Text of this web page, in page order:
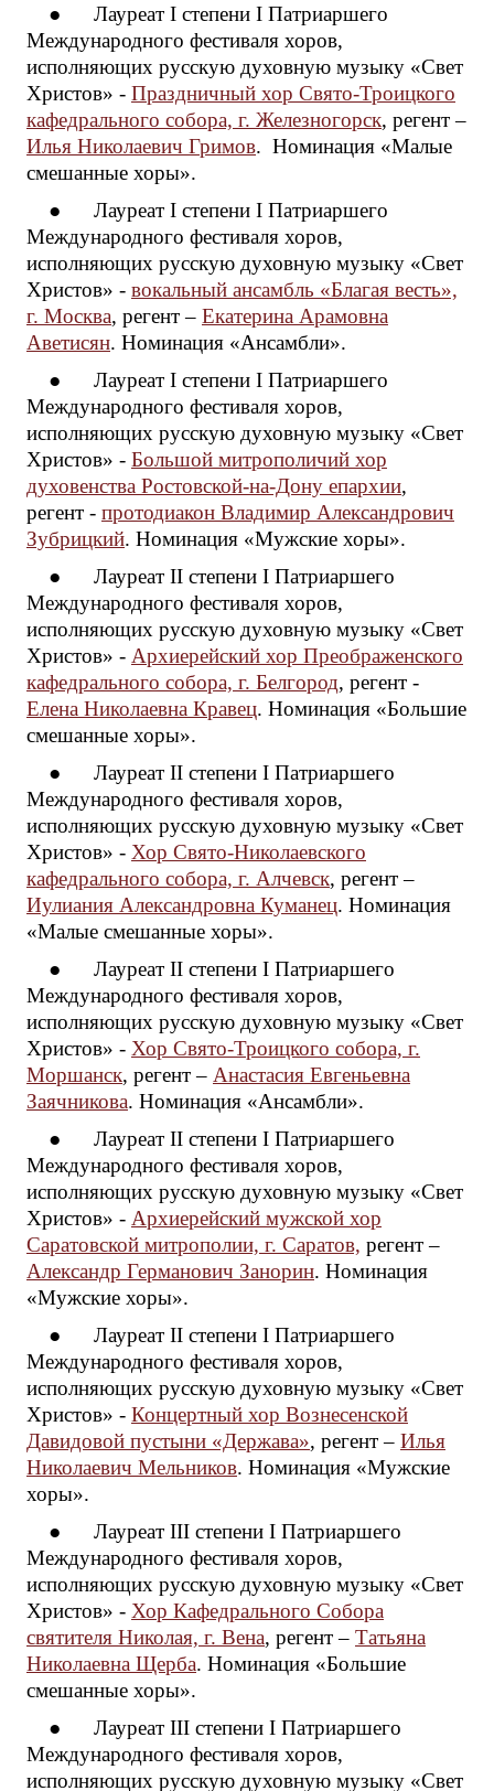
● Лауреат I степени I Патриаршего
Международного фестиваля хоров,
исполняющих русскую духовную музыку «Свет
Христов» - Праздничный хор Свято-Троицкого
кафедрального собора, г. Железногорск, регент –
Илья Николаевич Гримов. Номинация «Малые
смешанные хоры».
● Лауреат I степени I Патриаршего
Международного фестиваля хоров,
исполняющих русскую духовную музыку «Свет
Христов» - вокальный ансамбль «Благая весть»,
г. Москва, регент – Екатерина Арамовна
Аветисян. Номинация «Ансамбли».
● Лауреат I степени I Патриаршего
Международного фестиваля хоров,
исполняющих русскую духовную музыку «Свет
Христов» - Большой митрополичий хор
духовенства Ростовской-на-Дону епархии,
регент - протодиакон Владимир Александрович
Зубрицкий. Номинация «Мужские хоры».
● Лауреат II степени I Патриаршего
Международного фестиваля хоров,
исполняющих русскую духовную музыку «Свет
Христов» - Архиерейский хор Преображенского
кафедрального собора, г. Белгород, регент -
Елена Николаевна Кравец. Номинация «Большие
смешанные хоры».
● Лауреат II степени I Патриаршего
Международного фестиваля хоров,
исполняющих русскую духовную музыку «Свет
Христов» - Хор Свято-Николаевского
кафедрального собора, г. Алчевск, регент –
Иулиания Александровна Куманец. Номинация
«Малые смешанные хоры».
● Лауреат II степени I Патриаршего
Международного фестиваля хоров,
исполняющих русскую духовную музыку «Свет
Христов» - Хор Свято-Троицкого собора, г.
Моршанск, регент – Анастасия Евгеньевна
Заячникова. Номинация «Ансамбли».
● Лауреат II степени I Патриаршего
Международного фестиваля хоров,
исполняющих русскую духовную музыку «Свет
Христов» - Архиерейский мужской хор
Саратовской митрополии, г. Саратов, регент –
Александр Германович Занорин. Номинация
«Мужские хоры».
● Лауреат II степени I Патриаршего
Международного фестиваля хоров,
исполняющих русскую духовную музыку «Свет
Христов» - Концертный хор Вознесенской
Давидовой пустыни «Держава», регент – Илья
Николаевич Мельников. Номинация «Мужские
хоры».
● Лауреат III степени I Патриаршего
Международного фестиваля хоров,
исполняющих русскую духовную музыку «Свет
Христов» - Хор Кафедрального Собора
святителя Николая, г. Вена, регент – Татьяна
Николаевна Щерба. Номинация «Большие
смешанные хоры».
● Лауреат III степени I Патриаршего
Международного фестиваля хоров,
исполняющих русскую духовную музыку «Свет